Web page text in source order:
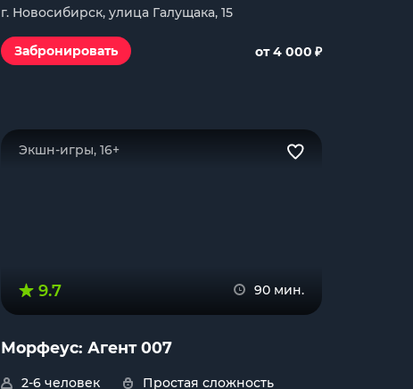
г. Новосибирск, улица Галущака, 15
Забронировать от 4 000 ₽
Экшн-игры, 16+
9.7 90 мин.
Морфеус: Агент 007
2-6 человек Простая сложность